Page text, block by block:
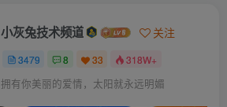
小灰兔技术频道 关注
3479 8 33 318W+
拥有你美丽的爱情，太阳就永远明媚